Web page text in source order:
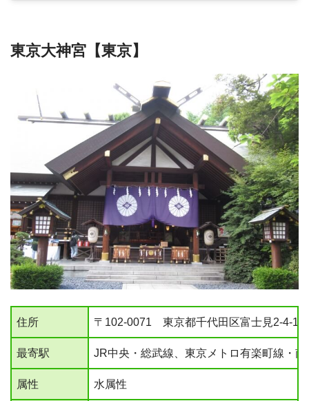
東京大神宮【東京】
住所 〒102-0071 東京都千代田区富士見2-4-1
最寄駅 JR中央・総武線、東京メトロ有楽町線・
属性 水属性